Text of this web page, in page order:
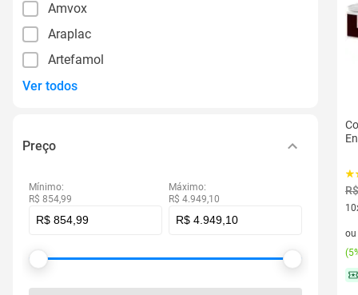
Amvox
Araplac
Artefamol
Ver todos
Preço
Mínimo:
R$ 854,99
Máximo:
R$ 4.949,10
ou
(